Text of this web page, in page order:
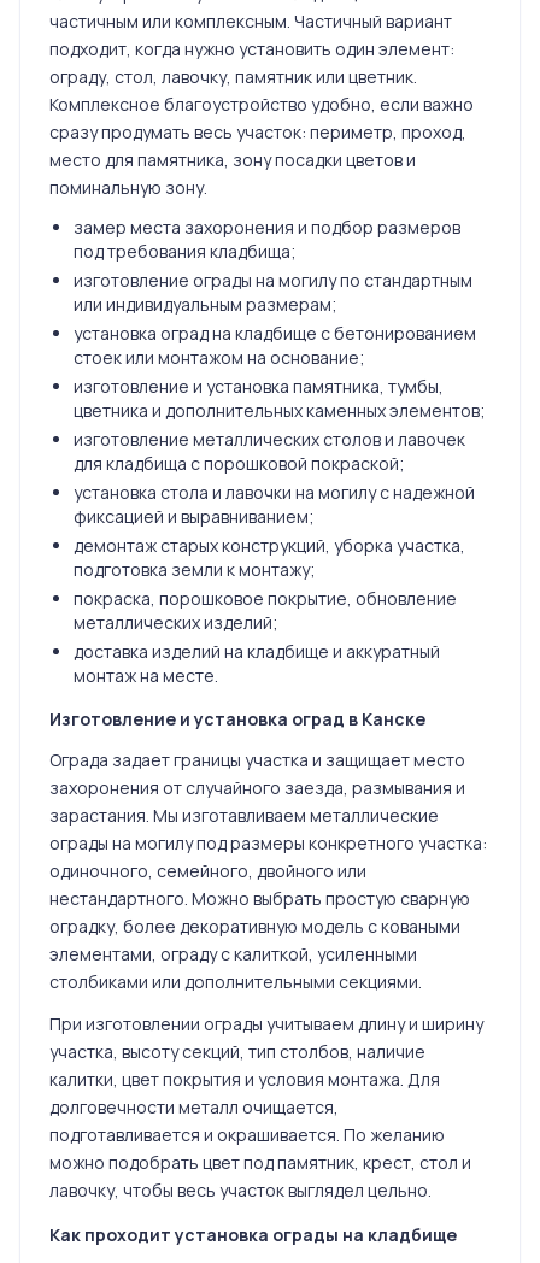
частичным или комплексным. Частичный вариант
подходит, когда нужно установить один элемент:
ограду, стол, лавочку, памятник или цветник.
Комплексное благоустройство удобно, если важно
сразу продумать весь участок: периметр, проход,
место для памятника, зону посадки цветов и
поминальную зону.
замер места захоронения и подбор размеров
под требования кладбища;
изготовление ограды на могилу по стандартным
или индивидуальным размерам;
установка оград на кладбище с бетонированием
стоек или монтажом на основание;
изготовление и установка памятника, тумбы,
цветника и дополнительных каменных элементов;
изготовление металлических столов и лавочек
для кладбища с порошковой покраской;
установка стола и лавочки на могилу с надежной
фиксацией и выравниванием;
демонтаж старых конструкций, уборка участка,
подготовка земли к монтажу;
покраска, порошковое покрытие, обновление
металлических изделий;
доставка изделий на кладбище и аккуратный
монтаж на месте.
Изготовление и установка оград в Канске
Ограда задает границы участка и защищает место
захоронения от случайного заезда, размывания и
зарастания. Мы изготавливаем металлические
ограды на могилу под размеры конкретного участка:
одиночного, семейного, двойного или
нестандартного. Можно выбрать простую сварную
оградку, более декоративную модель с коваными
элементами, ограду с калиткой, усиленными
столбиками или дополнительными секциями.
При изготовлении ограды учитываем длину и ширину
участка, высоту секций, тип столбов, наличие
калитки, цвет покрытия и условия монтажа. Для
долговечности металл очищается,
подготавливается и окрашивается. По желанию
можно подобрать цвет под памятник, крест, стол и
лавочку, чтобы весь участок выглядел цельно.
Как проходит установка ограды на кладбище